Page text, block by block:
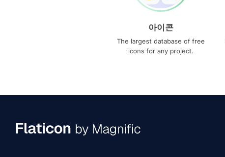
아이콘
The largest database of free
icons for any project.